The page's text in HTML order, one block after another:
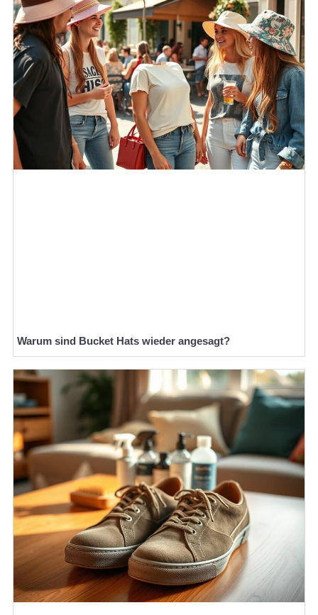
Warum sind Bucket Hats wieder angesagt?